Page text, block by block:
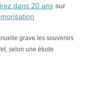
dans 20 anssur
grave les souvenirs
selon une étude